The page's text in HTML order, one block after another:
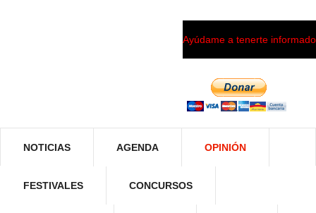
Ayúdame a tenerte informado
NOTICIAS AGENDA OPINIÓN
FESTIVALES CONCURSOS